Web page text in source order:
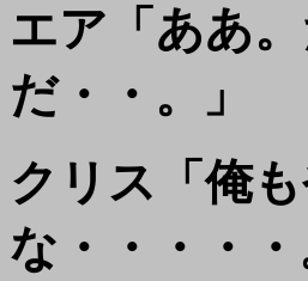
エア「ああ
だ・・。」
クリス「俺
な・・・・・